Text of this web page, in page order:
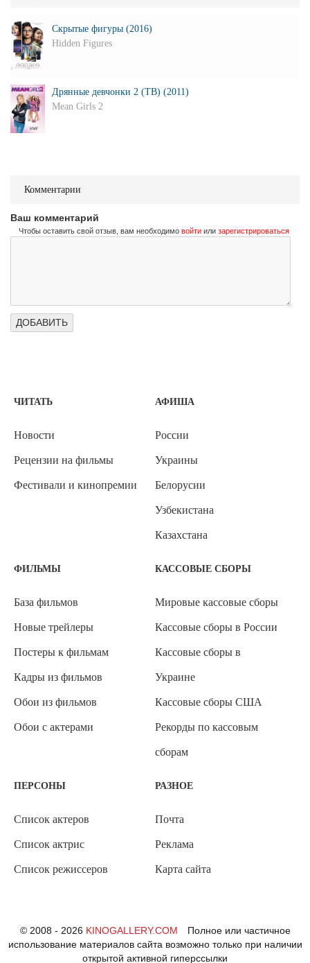
Скрытые фигуры (2016)
Hidden Figures
Дрянные девчонки 2 (ТВ) (2011)
Mean Girls 2
Комментарии
Ваш комментарий
Чтобы оставить свой отзыв, вам необходимо войти или зарегистрироваться
ЧИТАТЬ
Новости
Рецензии на фильмы
Фестивали и кинопремии
АФИША
России
Украины
Белорусии
Узбекистана
Казахстана
ФИЛЬМЫ
База фильмов
Новые трейлеры
Постеры к фильмам
Кадры из фильмов
Обои из фильмов
Обои с актерами
КАССОВЫЕ СБОРЫ
Мировые кассовые сборы
Кассовые сборы в России
Кассовые сборы в
Украине
Кассовые сборы США
Рекорды по кассовым
сборам
ПЕРСОНЫ
Список актеров
Список актрис
Список режиссеров
РАЗНОЕ
Почта
Реклама
Карта сайта
© 2008 - 2026 KINOGALLERY.COM
Полное или частичное
использование материалов сайта возможно только при наличии
открытой активной гиперссылки